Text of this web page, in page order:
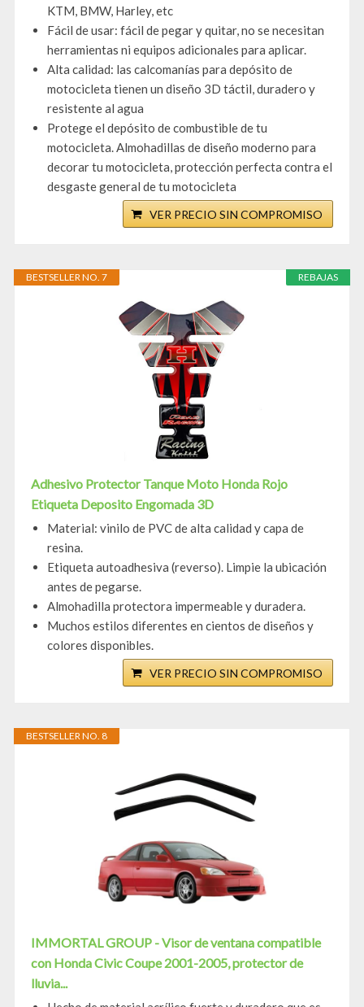
KTM, BMW, Harley, etc
Fácil de usar: fácil de pegar y quitar, no se necesitan
herramientas ni equipos adicionales para aplicar.
Alta calidad: las calcomanías para depósito de
motocicleta tienen un diseño 3D táctil, duradero y
resistente al agua
Protege el depósito de combustible de tu
motocicleta. Almohadillas de diseño moderno para
decorar tu motocicleta, protección perfecta contra el
desgaste general de tu motocicleta
VER PRECIO SIN COMPROMISO
REBAJAS
BESTSELLER NO. 7
Adhesivo Protector Tanque Moto Honda Rojo
Etiqueta Deposito Engomada 3D
Material: vinilo de PVC de alta calidad y capa de
resina.
Etiqueta autoadhesiva (reverso). Limpie la ubicación
antes de pegarse.
Almohadilla protectora impermeable y duradera.
Muchos estilos diferentes en cientos de diseños y
colores disponibles.
VER PRECIO SIN COMPROMISO
BESTSELLER NO. 8
IMMORTAL GROUP - Visor de ventana compatible
con Honda Civic Coupe 2001-2005, protector de
lluvia...